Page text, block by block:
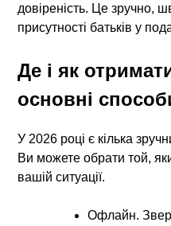
довіреність. Це зручно,
присутності батьків у
Де і як
основні
У 2026 році є кілька
Ви можете обрати той,
вашій ситуації.
Офлайн.